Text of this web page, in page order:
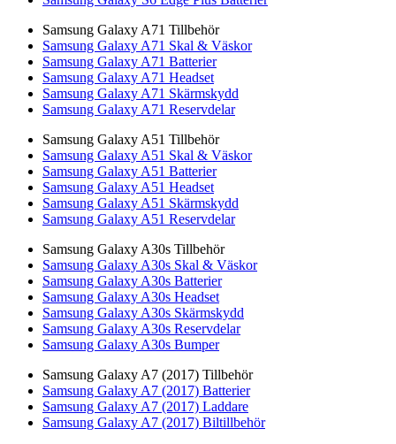
Samsung Galaxy A71 Tillbehör
Samsung Galaxy A71 Skal & Väskor
Samsung Galaxy A71 Batterier
Samsung Galaxy A71 Headset
Samsung Galaxy A71 Skärmskydd
Samsung Galaxy A71 Reservdelar
Samsung Galaxy A51 Tillbehör
Samsung Galaxy A51 Skal & Väskor
Samsung Galaxy A51 Batterier
Samsung Galaxy A51 Headset
Samsung Galaxy A51 Skärmskydd
Samsung Galaxy A51 Reservdelar
Samsung Galaxy A30s Tillbehör
Samsung Galaxy A30s Skal & Väskor
Samsung Galaxy A30s Batterier
Samsung Galaxy A30s Headset
Samsung Galaxy A30s Skärmskydd
Samsung Galaxy A30s Reservdelar
Samsung Galaxy A30s Bumper
Samsung Galaxy A7 (2017) Tillbehör
Samsung Galaxy A7 (2017) Batterier
Samsung Galaxy A7 (2017) Laddare
Samsung Galaxy A7 (2017) Biltillbehör